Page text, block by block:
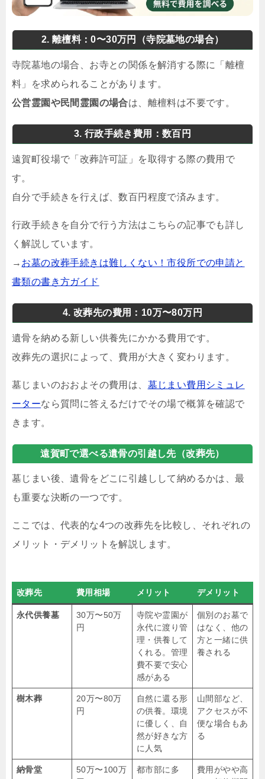
2. 離檀料：0〜30万円（寺院墓地の場合）
寺院墓地の場合、お寺との関係を解消する際に「離檀
料」を求められることがあります。
公営霊園や民間霊園の場合は、離檀料は不要です。
3. 行政手続き費用：数百円
遠賀町役場で「改葬許可証」を取得する際の費用で
す。
自分で手続きを行えば、数百円程度で済みます。
行政手続きを自分で行う方法はこちらの記事でも詳し
く解説しています。
→ お墓の改葬手続きは難しくない！市役所での申請と
書類の書き方ガイド
4. 改葬先の費用：10万〜80万円
遺骨を納める新しい供養先にかかる費用です。
改葬先の選択によって、費用が大きく変わります。
墓じまいのおおよその費用は、 墓じまい費用シミュレ
ーターなら質問に答えるだけでその場で概算を確認で
きます。
遠賀町で選べる遺骨の引越し先（改葬先）
墓じまい後、遺骨をどこに引越しして納めるかは、最
も重要な決断の一つです。
ここでは、代表的な4つの改葬先を比較し、それぞれの
メリット・デメリットを解説します。
改葬先 費用相場 メリット デメリット
永代供養墓
30万〜50万
円
寺院や霊園が
永代に渡り管
理・供養して
くれる。管理
費不要で安心
感がある
個別のお墓で
はなく、他の
方と一緒に供
養される
樹木葬
20万〜80万
円
自然に還る形
の供養。環境
に優しく、自
然が好きな方
に人気
山間部など、
アクセスが不
便な場合もあ
る
納骨堂
50万〜100万
都市部に多
費用がやや高